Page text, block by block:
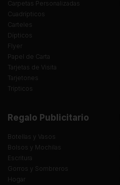
Carpetas Personalizadas
Cuadrípticos
Carteles
Dípticos
Flyer
Papel de Carta
Tarjetas de Visita
Tarjetones
Trípticos
Regalo Publicitario
Botellas y Vasos
Bolsos y Mochilas
Escritura
Gorros y Sombreros
Hogar